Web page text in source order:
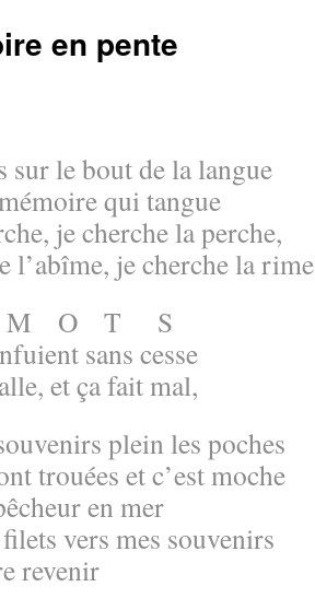
en pente
sur le bout de la langue
qui tangue
je cherche la perche,
l’abîme, je cherche la rime
M O T S
sans cesse
et ça fait mal,
plein les poches
trouées et c’est moche
en mer
vers mes souvenirs
revenir